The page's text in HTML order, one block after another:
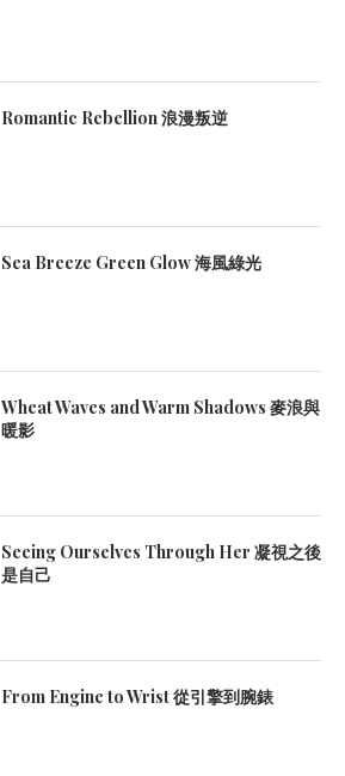
Romantic Rebellion 浪漫叛逆
Sea Breeze Green Glow 海風綠光
Wheat Waves and Warm Shadows 麥浪與
暖影
Seeing Ourselves Through Her 凝視之後
是自己
From Engine to Wrist 從引擎到腕錶